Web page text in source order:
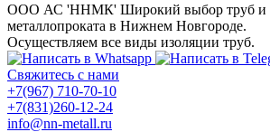
ООО АС 'ННМК' Широкий выбор труб и
металлопроката в Нижнем Новгороде.
Осуществляем все виды изоляции труб.
Свяжитесь с нами
+7(967) 710-70-10
+7(831)260-12-24
info@nn-metall.ru